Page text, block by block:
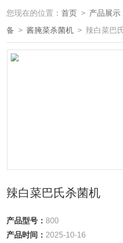
您现在的位置：首页 > 产品展示
备 >酱腌菜杀菌机 > 辣白菜巴
辣白菜巴氏杀菌机
产品型号：800
产品时间： 2025-10-16